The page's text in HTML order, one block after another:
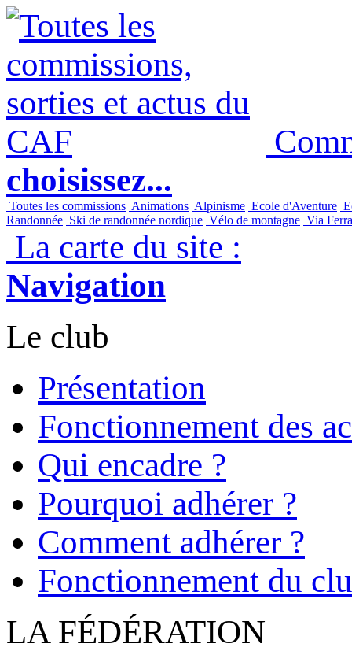
choisissez...
Toutes les commissions Animations Alpinisme Ecole d'Aventure
Randonnée Ski de randonnée nordique Vélo de montagne Via
La carte du site :
Navigation
Le club
Présentation
Fonctionnement des
Qui encadre ?
Pourquoi adhérer ?
Comment adhérer ?
Fonctionnement du
LA FÉDÉRATION